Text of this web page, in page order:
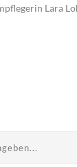
Lara